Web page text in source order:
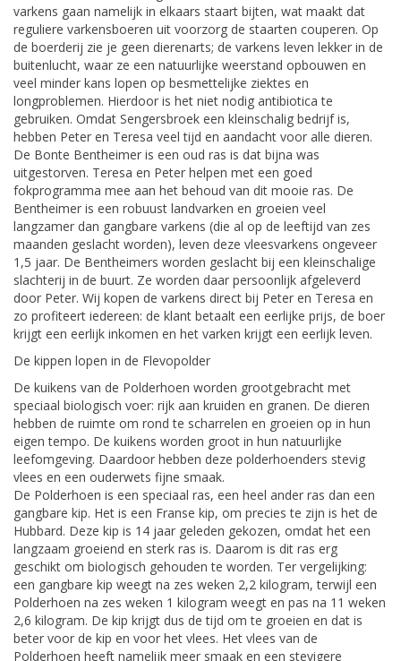
varkens gaan namelijk in elkaars staart bijten, wat maakt dat
reguliere varkensboeren uit voorzorg de staarten couperen. Op
de boerderij zie je geen dierenarts; de varkens leven lekker in de
buitenlucht, waar ze een natuurlijke weerstand opbouwen en
veel minder kans lopen op besmettelijke ziektes en
longproblemen. Hierdoor is het niet nodig antibiotica te
gebruiken. Omdat Sengersbroek een kleinschalig bedrijf is,
hebben Peter en Teresa veel tijd en aandacht voor alle dieren.
De Bonte Bentheimer is een oud ras is dat bijna was
uitgestorven. Teresa en Peter helpen met een goed
fokprogramma mee aan het behoud van dit mooie ras. De
Bentheimer is een robuust landvarken en groeien veel
langzamer dan gangbare varkens (die al op de leeftijd van zes
maanden geslacht worden), leven deze vleesvarkens ongeveer
1,5 jaar. De Bentheimers worden geslacht bij een kleinschalige
slachterij in de buurt. Ze worden daar persoonlijk afgeleverd
door Peter. Wij kopen de varkens direct bij Peter en Teresa en
zo profiteert iedereen: de klant betaalt een eerlijke prijs, de boer
krijgt een eerlijk inkomen en het varken krijgt een eerlijk leven.
De kippen lopen in de Flevopolder
De kuikens van de Polderhoen worden grootgebracht met
speciaal biologisch voer: rijk aan kruiden en granen. De dieren
hebben de ruimte om rond te scharrelen en groeien op in hun
eigen tempo. De kuikens worden groot in hun natuurlijke
leefomgeving. Daardoor hebben deze polderhoenders stevig
vlees en een ouderwets fijne smaak.
De Polderhoen is een speciaal ras, een heel ander ras dan een
gangbare kip. Het is een Franse kip, om precies te zijn is het de
Hubbard. Deze kip is 14 jaar geleden gekozen, omdat het een
langzaam groeiend en sterk ras is. Daarom is dit ras erg
geschikt om biologisch gehouden te worden. Ter vergelijking:
een gangbare kip weegt na zes weken 2,2 kilogram, terwijl een
Polderhoen na zes weken 1 kilogram weegt en pas na 11 weken
2,6 kilogram. De kip krijgt dus de tijd om te groeien en dat is
beter voor de kip en voor het vlees. Het vlees van de
Polderhoen heeft namelijk meer smaak en een stevigere